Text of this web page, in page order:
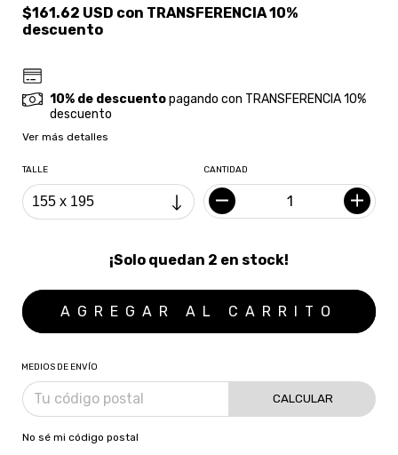
$161.62 USD con TRANSFERENCIA 10%
descuento
10% de descuentopagando con TRANSFERENCIA 10%
descuento
Ver más detalles
TALLE CANTIDAD
¡Solo quedan 2 en stock!
MEDIOS DE ENVÍO
CALCULAR
No sé mi código postal